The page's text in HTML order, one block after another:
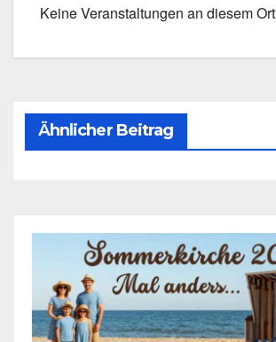
Kei­ne Ver­an­stal­tun­gen an die­sem Ort
Ähnlicher Beitrag